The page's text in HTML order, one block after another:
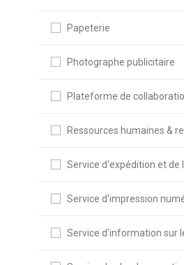
Papeterie
Photographe publicitaire
Plateforme de
Ressources humaines &
Service d'expédition et de
Service d'impression
Service d'information sur